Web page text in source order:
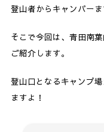
登山者からキャンパーま
そこで今回は、青田南
ご紹介します。
登山口となるキャンプ
ますよ！